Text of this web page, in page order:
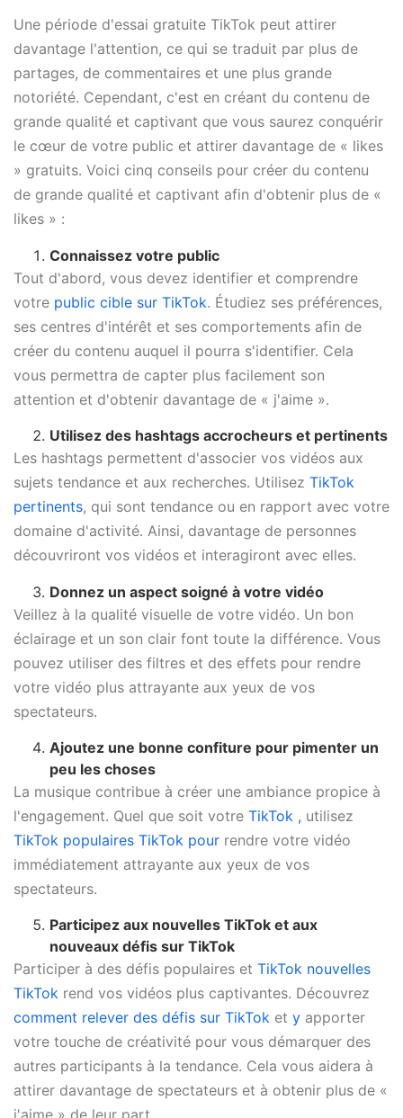
Une période d'essai gratuite TikTok peut attirer
davantage l'attention, ce qui se traduit par plus de
partages, de commentaires et une plus grande
notoriété. Cependant, c'est en créant du contenu de
grande qualité et captivant que vous saurez conquérir
le cœur de votre public et attirer davantage de « likes
» gratuits. Voici cinq conseils pour créer du contenu
de grande qualité et captivant afin d'obtenir plus de «
likes » :
Connaissez votre public
Tout d'abord, vous devez identifier et comprendre
votre public cible sur TikTok. Étudiez ses préférences,
ses centres d'intérêt et ses comportements afin de
créer du contenu auquel il pourra s'identifier. Cela
vous permettra de capter plus facilement son
attention et d'obtenir davantage de « j'aime ».
Utilisez des hashtags accrocheurs et pertinents
Les hashtags permettent d'associer vos vidéos aux
sujets tendance et aux recherches. Utilisez TikTok
pertinents, qui sont tendance ou en rapport avec votre
domaine d'activité. Ainsi, davantage de personnes
découvriront vos vidéos et interagiront avec elles.
Donnez un aspect soigné à votre vidéo
Veillez à la qualité visuelle de votre vidéo. Un bon
éclairage et un son clair font toute la différence. Vous
pouvez utiliser des filtres et des effets pour rendre
votre vidéo plus attrayante aux yeux de vos
spectateurs.
Ajoutez une bonne confiture pour pimenter un
peu les choses
La musique contribue à créer une ambiance propice à
l'engagement. Quel que soit votre TikTok , utilisez
TikTok populaires TikTok pour rendre votre vidéo
immédiatement attrayante aux yeux de vos
spectateurs.
Participez aux nouvelles TikTok et aux
nouveaux défis sur TikTok
Participer à des défis populaires et TikTok nouvelles
TikTok rend vos vidéos plus captivantes. Découvrez
comment relever des défis sur TikTok et y apporter
votre touche de créativité pour vous démarquer des
autres participants à la tendance. Cela vous aidera à
attirer davantage de spectateurs et à obtenir plus de «